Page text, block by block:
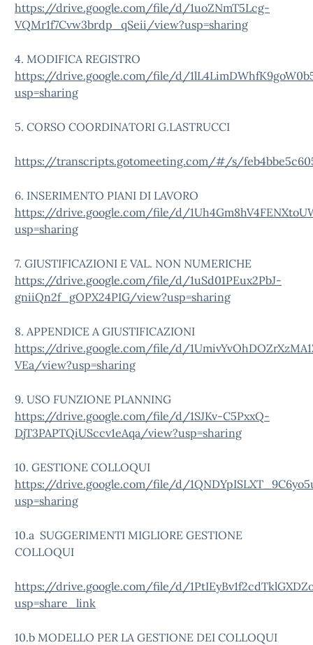
https://drive.google.com/file/d/1uoZNmT5Lcg-
VQMr1f7Cvw3brdp_qSeii/view?usp=sharing
4. MODIFICA REGISTRO
https://drive.google.com/file/d/
usp=sharing
5. CORSO COORDINATORI G.LASTRUCCI
https://transcripts.gotomeeting.com/#/s/
6. INSERIMENTO PIANI DI LAVORO
https://drive.google.com/file/d/
usp=sharing
7. GIUSTIFICAZIONI E VAL. NON NUMERICHE
https://drive.google.com/file/d/1uSd01PEux2PbJ-
gniiQn2f_gOPX24PIG/view?usp=sharing
8. APPENDICE A GIUSTIFICAZIONI
https://drive.google.com/file/d/
VEa/view?usp=sharing
9. USO FUNZIONE PLANNING
https://drive.google.com/file/d/1SJKv-C5PxxQ-
DjT3PAPTQiUSccv1eAqa/view?usp=sharing
10. GESTIONE COLLOQUI
https://drive.google.com/file/d/
usp=sharing
10.a SUGGERIMENTI MIGLIORE GESTIONE
COLLOQUI
https://drive.google.com/file/d/
usp=share_link
10.b MODELLO PER LA GESTIONE DEI COLLOQUI